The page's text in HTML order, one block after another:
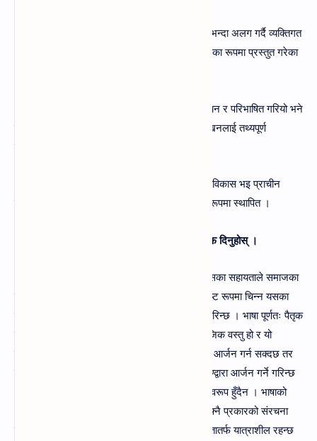
४. हेरोडोटसपछि अन्यले इतिहासलाई कथा र दन्त्यकथाभन्दा अलग गर्दै व्यक्तिगत
अवलोकन र प्रत्यक्षदर्शीको बयान एवम्‌ दार्शनिक चिन्तनका रूपमा प्रस्तुत गरेका
५. मध्यकालमा युरोपमा इतिहासलाई धर्मसँग गाँसेर अध्ययन र परिभाषित गरियो भने
सोरौँ सत्रौँ शताब्दीमा युरोपको पुनर्जागरणले इतिहास लेखनलाई तथ्यपूर्ण
६. आधुनिक युगमा इतिहास लेखनको वैज्ञानिक पद्धतिको विकास भइ प्राचीन
इतिहासको खोजी गरि इतिहासलाई एउटा छुट्टै विधाका रूपमा स्थापित ।
१०. दिइएको अनुच्छेद पढी सोधिएका प्रश्नहरूको जवाफ दिनुहोस्‌ ।
भाषा यादच्छिक वाक्प्रतीकहरूको त्यस्तो व्यवस्था हो, जसका सहायताले समाजका
व्यक्तिहरू आफ्नो विचार विनिमय गर्दछन्‌ । भाषालाई स्पष्ट रूपमा चिन्न यसका
प्रकृति र विशेषताहरूको उल्लेख गर्नु अझ सान्दर्भिक ठहरिन्छ । भाषा पूर्णतः पैतृक
सम्पत्ति नभई मानिसको आर्जित सम्पत्ति हो । भाषा सामाजिक वस्तु हो र यो
एकप्रकारको परम्परा पनि हो । कुनै पनि व्यक्ति भाषाको आर्जन गर्न सक्दछ तर
पूर्णरूपले उत्पादन गर्न सक्दैन । वास्तवमा भाषा अनुकरण्द्वारा आर्जन गर्ने गरिन्छ
। भाषा परिवर्तनशील हुने भएकाले यसको कुनै अन्तिम स्वरूप हुँदैन । भाषाको
भौगोलिक र ऐतिहासिक सीमा हुन्छ । प्रतेक भाषाको आफ्नै प्रकारको संरचना
हुन्छ । स्वाभाविक रूपमा हरेक भाषा जटिलताबाट सरलतातर्फ यात्राशील रहन्छ